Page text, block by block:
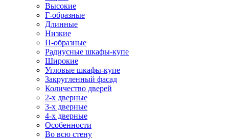
Высокие
Г-образные
Длинные
Низкие
П-образные
Радиусные шкафы-купе
Широкие
Угловые шкафы-купе
Закругленный фасад
Количество дверей
2-х дверные
3-х дверные
4-х дверные
Особенности
Во всю стену